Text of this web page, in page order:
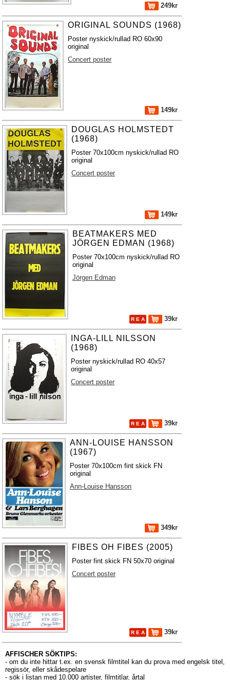
249kr
ORIGINAL SOUNDS (1968)
Poster nyskick/rullad RO 60x90
original
Concert poster
149kr
DOUGLAS HOLMSTEDT
(1968)
Poster 70x100cm nyskick/rullad RO
original
Concert poster
149kr
BEATMAKERS MED
JÖRGEN EDMAN (1968)
Poster 70x100cm nyskick/rullad RO
original
Jörgen Edman
R E A 39kr
INGA-LILL NILSSON
(1968)
Poster nyskick/rullad RO 40x57
original
Concert poster
R E A 39kr
ANN-LOUISE HANSSON
(1967)
Poster 70x100cm fint skick FN
original
Ann-Louise Hansson
349kr
FIBES OH FIBES (2005)
Poster fint skick FN 50x70 original
Concert poster
R E A 39kr
AFFISCHER SÖKTIPS:
- om du inte hittar t.ex. en svensk filmtitel kan du prova med engelsk titel,
regissör, eller skådespelare
- sök i listan med 10.000 artister, filmtitlar, årtal